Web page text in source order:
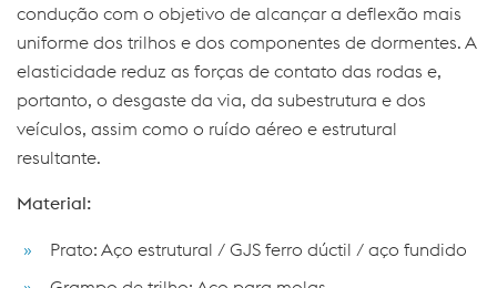
condução com o objetivo de alcançar a deflexão mais
uniforme dos trilhos e dos componentes de dormentes. A
elasticidade reduz as forças de contato das rodas e,
portanto, o desgaste da via, da subestrutura e dos
veículos, assim como o ruído aéreo e estrutural
resultante.
Material:
Prato: Aço estrutural / GJS ferro dúctil / aço fundido